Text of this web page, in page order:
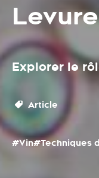
Explorer le
Article
#Vin#Techniques